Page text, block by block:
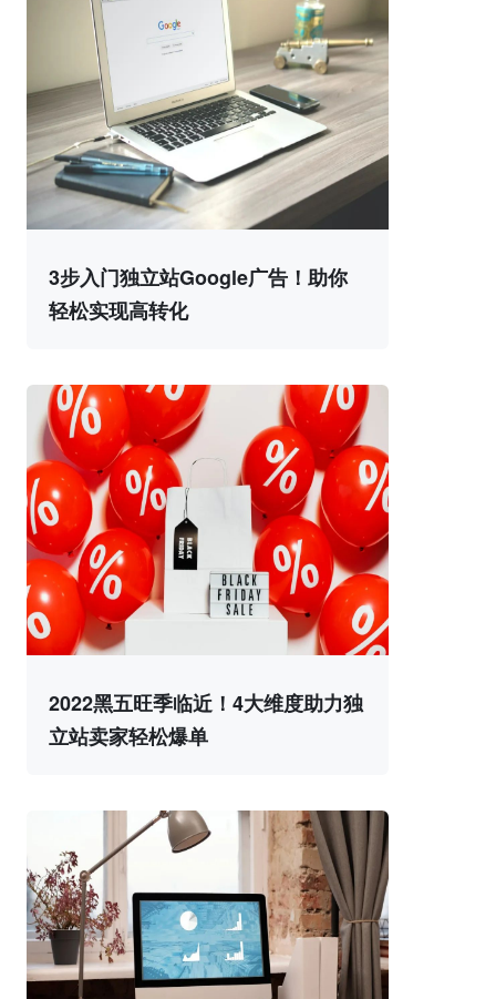
3步入门独立站Google广告！助你
轻松实现高转化
2022黑五旺季临近！4大维度助力独
立站卖家轻松爆单